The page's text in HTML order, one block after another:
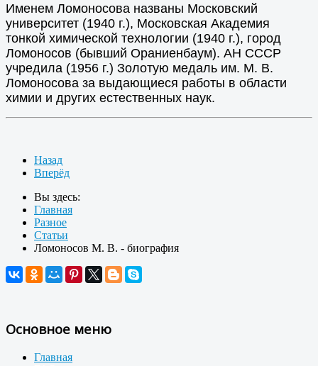
Именем Ломоносова названы Московский
университет (1940 г.), Московская Академия
тонкой химической технологии (1940 г.), город
Ломоносов (бывший Ораниенбаум). АН СССР
учредила (1956 г.) Золотую медаль им. М. В.
Ломоносова за выдающиеся работы в области
химии и других естественных наук.
Назад
Вперёд
Вы здесь:
Главная
Разное
Статьи
Ломоносов М. В. - биография
Основное меню
Главная